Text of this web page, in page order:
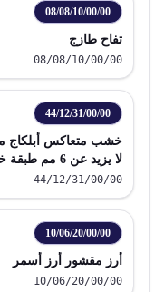
08/08/10/00/00
تفاح طازج
08/08/10/00/00
44/12/31/00/00
خشب متعاكس أبلكاج
لا يزيد عن
الاستوائية
44/12/31/00/00
10/06/20/00/00
أرز مقشور أرز أسمر
10/06/20/00/00